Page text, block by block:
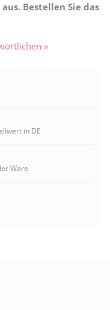
Bestellen Sie das
»
in DE
Ware